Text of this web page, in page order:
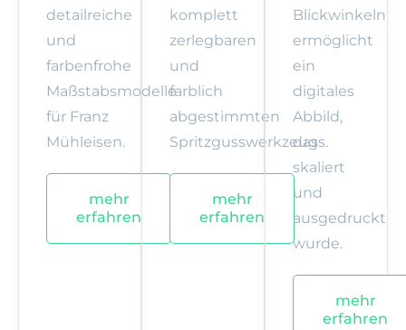
detailreiche
und
farbenfrohe
Maßstabsmodelle
für Franz
Mühleisen.
mehr
erfahren
komplett
zerlegbaren
und
farblich
abgestimmten
Spritzgusswerkzeugs.
mehr
erfahren
Blickwinkeln
ermöglicht
ein
digitales
Abbild,
das
skaliert
und
ausgedruckt
wurde.
mehr
erfahren